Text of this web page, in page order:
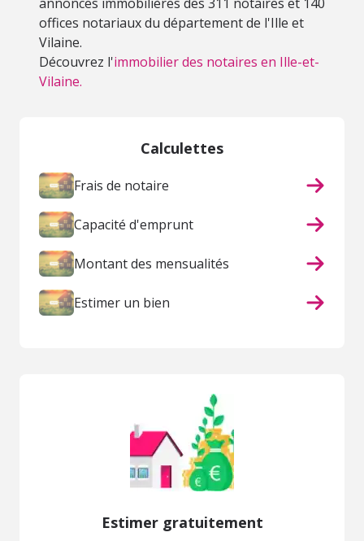
offices notariaux du département de l'Ille et
Vilaine.
Découvrez l'immobilier des notaires en Ille-et-
Vilaine.
Calculettes
Frais de notaire
Capacité d'emprunt
Montant des mensualités
Estimer un bien
Estimer gratuitement